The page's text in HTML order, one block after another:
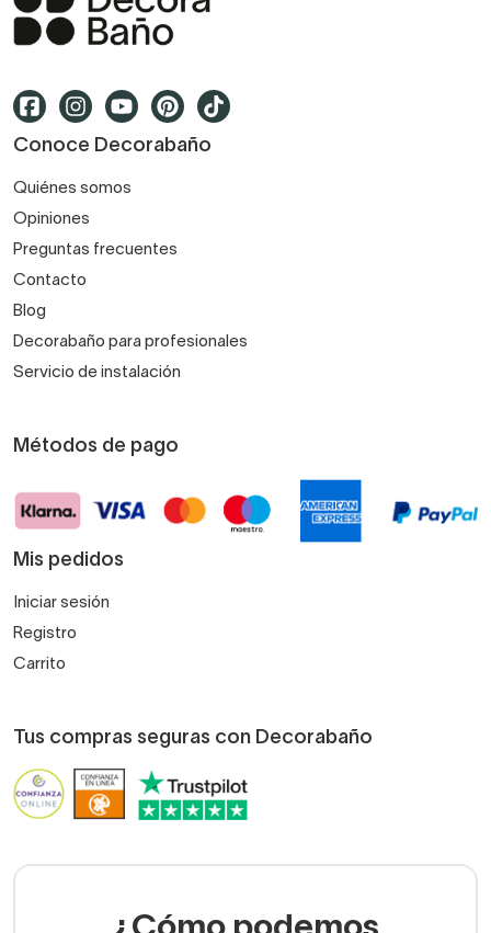
Conoce Decorabaño
Quiénes somos
Opiniones
Preguntas frecuentes
Contacto
Blog
Decorabaño para profesionales
Servicio de instalación
Métodos de pago
Mis pedidos
Iniciar sesión
Registro
Carrito
Tus compras seguras con Decorabaño